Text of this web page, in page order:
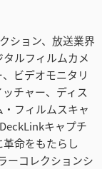
ション、放送業界
ルフィルムカメ
ビデオモニタリ
チャー、ディス
フィルムスキャ
キャプチ
命をもたらし
ーコレクションシ